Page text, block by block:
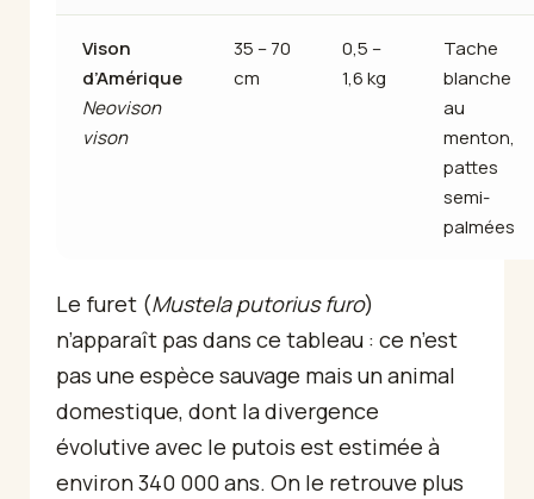
Vison
d’Amérique
Neovison
vison
35 – 70
cm
0,5 –
1,6 kg
Tache
blanche
au
menton,
pattes
semi-
palmées
Le furet (Mustela putorius furo)
n’apparaît pas dans ce tableau : ce n’est
pas une espèce sauvage mais un animal
domestique, dont la divergence
évolutive avec le putois est estimée à
environ 340 000 ans. On le retrouve plus